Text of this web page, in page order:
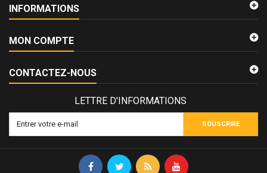
INFORMATIONS
MON COMPTE
CONTACTEZ-NOUS
LETTRE D'INFORMATIONS
SOUSCRIRE